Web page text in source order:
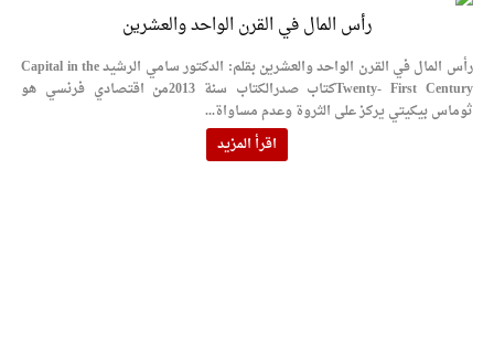
رأس المال في القرن الواحد والعشرين
رأس المال في القرن الواحد والعشرين بقلم: الدكتور سامي الرشيد Capital in the
Twenty- First Centuryكتاب صدرالكتاب سنة 2013من اقتصادي فرنسي هو
ثوماس بيكيتي يركز على الثروة وعدم مساواة...
اقرأ المزيد